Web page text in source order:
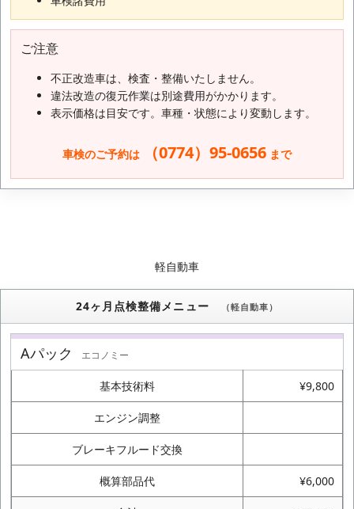
ご注意
不正改造車は、検査・整備いたしません。
違法改造の復元作業は別途費用がかかります。
表示価格は目安です。車種・状態により変動します。
車検のご予約は （0774）95-0656 まで
軽自動車
24ヶ月点検整備メニュー （軽自動車）
Aパック エコノミー
基本技術料 ¥9,800
エンジン調整
ブレーキフルード交換
概算部品代 ¥6,000